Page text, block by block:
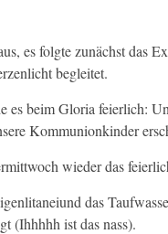
es folgte zunächst das
begleitet.
es beim Gloria feierlich:
Kommunionkinder
wieder das
das
(Ihhhhh ist das nass).